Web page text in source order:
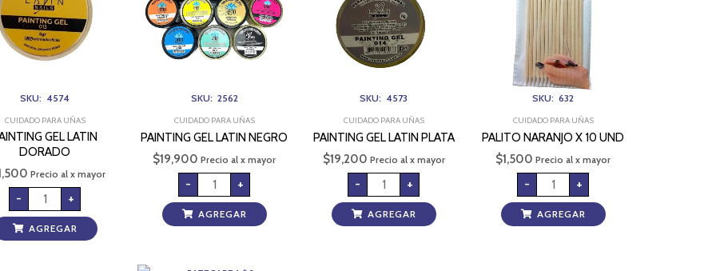
SKU: 4574
CUIDADO PARA UÑAS
GEL LATIN
DORADO
Precio al x mayor
- +
AGREGAR
SKU: 2562
CUIDADO PARA UÑAS
PAINTING GEL LATIN NEGRO
$19,900 Precio al x mayor
- +
AGREGAR
SKU: 4573
CUIDADO PARA UÑAS
PAINTING GEL LATIN PLATA
$19,200 Precio al x mayor
- +
AGREGAR
SKU: 632
CUIDADO PARA UÑAS
PALITO NARANJO X 10 UND
$1,500 Precio al x mayor
- +
AGREGAR